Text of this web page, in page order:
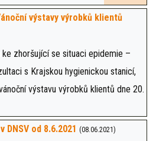
výstavy výrobků klientů
zhoršující se situaci epidemie –
s Krajskou hygienickou stanicí,
výstavu výrobků klientů dne 20.
DNSV od 8.6.2021 (08.06.2021)